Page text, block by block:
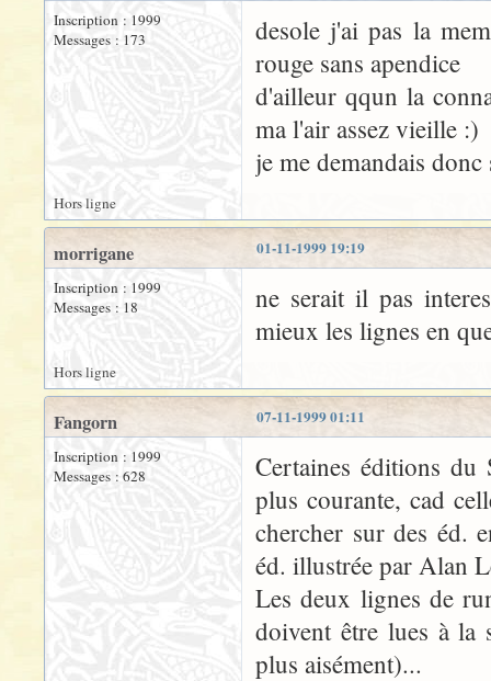
Inscription : 1999
Messages : 173
desole j'ai pas la
rouge sans apendice
d'ailleur qqun la
ma l'air assez vieille :)
je me demandais
Hors ligne
01-11-1999 19:19
morrigane
Inscription : 1999
Messages : 18
ne serait il pas
mieux les lignes en
Hors ligne
07-11-1999 01:11
Fangorn
Inscription : 1999
Messages : 628
Certaines éditions du
plus courante, cad
chercher sur des éd.
éd. illustrée par Alan
Les deux lignes de
doivent être lues à
plus aisément)...